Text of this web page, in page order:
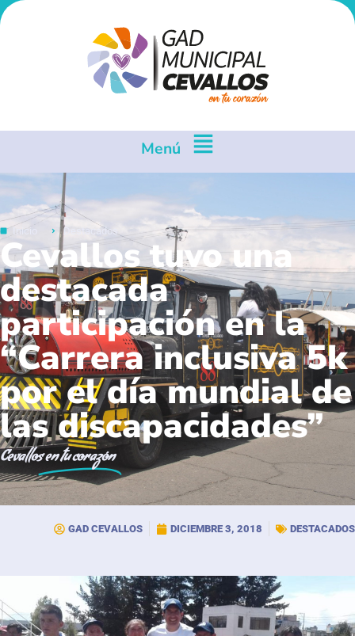
Menú
Inicio Destacados
Cevallos tuvo una
destacada
participación en la
“Carrera inclusiva 5k
por el día mundial de
las discapacidades”
Cevallosen tu corazón
GAD CEVALLOS DICIEMBRE 3, 2018 DESTACADOS